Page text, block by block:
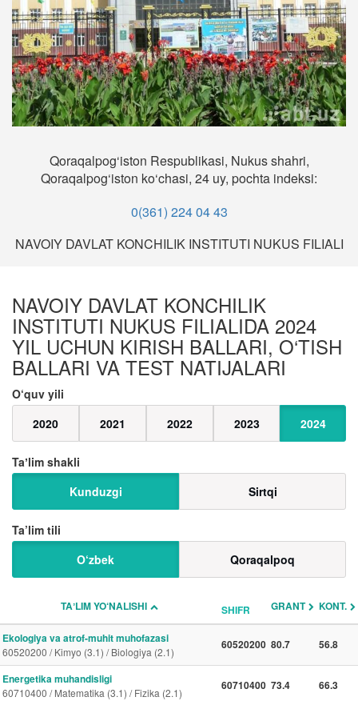
Qoraqalpog‘iston Respublikasi, Nukus shahri,
Qoraqalpog‘iston ko‘chasi, 24 uy, pochta indeksi:
0(361) 224 04 43
NAVOIY DAVLAT KONCHILIK INSTITUTI NUKUS FILIALI
NAVOIY DAVLAT KONCHILIK
INSTITUTI NUKUS FILIALIDA 2024
YIL UCHUN KIRISH BALLARI, O‘TISH
BALLARI VA TEST NATIJALARI
O‘quv yili
2020
2021 2022 2023 2024
Taʼlim shakli
Kunduzgi
Sirtqi
Ta’lim tili
O‘zbek
Qoraqalpoq
TAʼLIM YO‘NALISHI SHIFR GRANT KONT.
Ekologiya va atrof-muhit muhofazasi
60520200 / Kimyo (3.1) / Biologiya (2.1)
60520200 80.7 56.8
Energetika muhandisligi
60710400 / Matematika (3.1) / Fizika (2.1)
60710400 73.4 66.3